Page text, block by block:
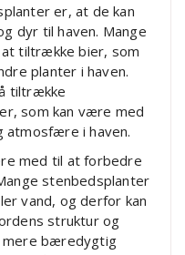
er, at de kan
dyr til haven. Mange
tiltrække bier, som
planter i haven.
tiltrække
som kan være med
atmosfære i haven.
med til at forbedre
stenbedsplanter
vand, og derfor kan
struktur og
mere bæredygtig